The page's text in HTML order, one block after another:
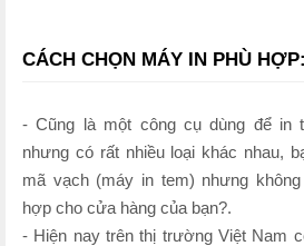
CÁCH CHỌN MÁY IN PHÙ HỢP:
- Cũng là một công cụ dùng để in
nhưng có rất nhiều loại khác nhau,
mã vạch (máy in tem) nhưng
hợp cho cửa hàng của bạn?.
- Hiện nay trên thị trường Việt Nam